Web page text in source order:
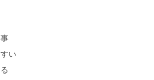
い